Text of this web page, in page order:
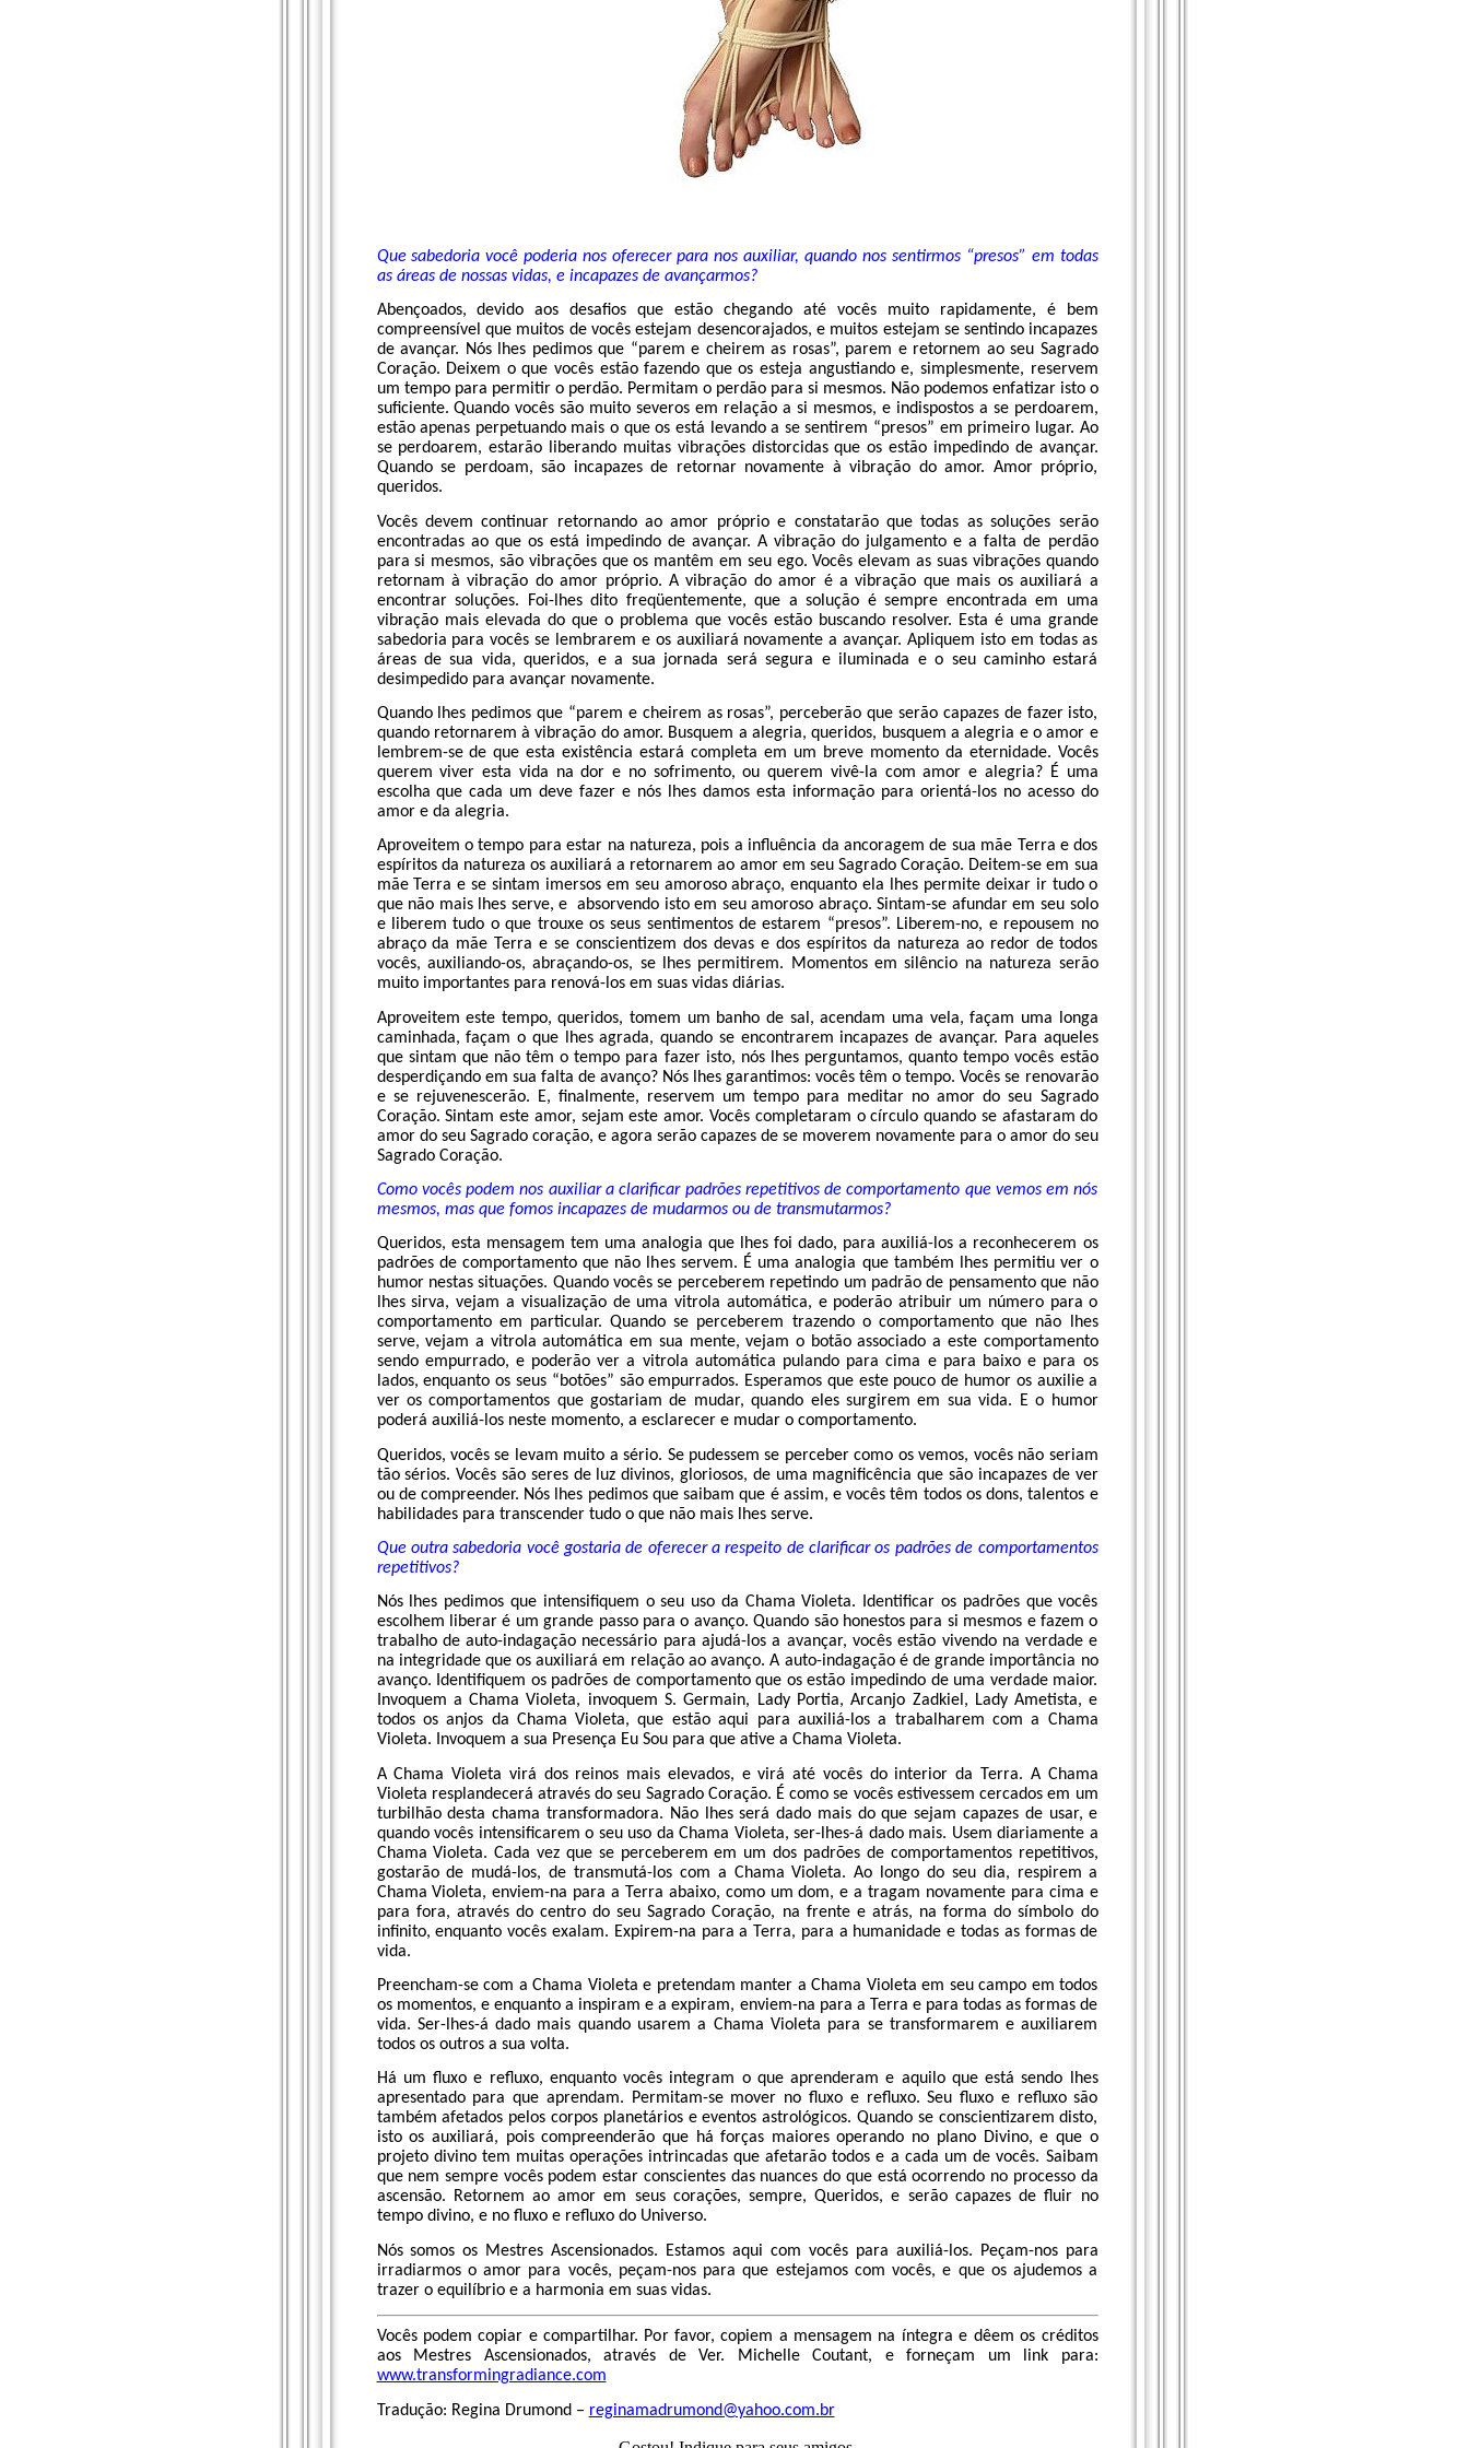
Que sabedoria você poderia nos oferecer para nos auxiliar, quando nos sentirmos “presos” em todas
as áreas de nossas vidas, e incapazes de avançarmos?
Abençoados, devido aos desafios que estão chegando até vocês muito rapidamente, é bem
compreensível que muitos de vocês estejam desencorajados, e muitos estejam se sentindo incapazes
de avançar. Nós lhes pedimos que “parem e cheirem as rosas”, parem e retornem ao seu Sagrado
Coração. Deixem o que vocês estão fazendo que os esteja angustiando e, simplesmente, reservem
um tempo para permitir o perdão. Permitam o perdão para si mesmos. Não podemos enfatizar isto o
suficiente. Quando vocês são muito severos em relação a si mesmos, e indispostos a se perdoarem,
estão apenas perpetuando mais o que os está levando a se sentirem “presos” em primeiro lugar. Ao
se perdoarem, estarão liberando muitas vibrações distorcidas que os estão impedindo de avançar.
Quando se perdoam, são incapazes de retornar novamente à vibração do amor. Amor próprio,
queridos.
Vocês devem continuar retornando ao amor próprio e constatarão que todas as soluções serão
encontradas ao que os está impedindo de avançar. A vibração do julgamento e a falta de perdão
para si mesmos, são vibrações que os mantêm em seu ego. Vocês elevam as suas vibrações quando
retornam à vibração do amor próprio. A vibração do amor é a vibração que mais os auxiliará a
encontrar soluções. Foi-lhes dito freqüentemente, que a solução é sempre encontrada em uma
vibração mais elevada do que o problema que vocês estão buscando resolver. Esta é uma grande
sabedoria para vocês se lembrarem e os auxiliará novamente a avançar. Apliquem isto em todas as
áreas de sua vida, queridos, e a sua jornada será segura e iluminada e o seu caminho estará
desimpedido para avançar novamente.
Quando lhes pedimos que “parem e cheirem as rosas”, perceberão que serão capazes de fazer isto,
quando retornarem à vibração do amor. Busquem a alegria, queridos, busquem a alegria e o amor e
lembrem-se de que esta existência estará completa em um breve momento da eternidade. Vocês
querem viver esta vida na dor e no sofrimento, ou querem vivê-la com amor e alegria? É uma
escolha que cada um deve fazer e nós lhes damos esta informação para orientá-los no acesso do
amor e da alegria.
Aproveitem o tempo para estar na natureza, pois a influência da ancoragem de sua mãe Terra e dos
espíritos da natureza os auxiliará a retornarem ao amor em seu Sagrado Coração. Deitem-se em sua
mãe Terra e se sintam imersos em seu amoroso abraço, enquanto ela lhes permite deixar ir tudo o
que não mais lhes serve, e absorvendo isto em seu amoroso abraço. Sintam-se afundar em seu solo
e liberem tudo o que trouxe os seus sentimentos de estarem “presos”. Liberem-no, e repousem no
abraço da mãe Terra e se conscientizem dos devas e dos espíritos da natureza ao redor de todos
vocês, auxiliando-os, abraçando-os, se lhes permitirem. Momentos em silêncio na natureza serão
muito importantes para renová-los em suas vidas diárias.
Aproveitem este tempo, queridos, tomem um banho de sal, acendam uma vela, façam uma longa
caminhada, façam o que lhes agrada, quando se encontrarem incapazes de avançar. Para aqueles
que sintam que não têm o tempo para fazer isto, nós lhes perguntamos, quanto tempo vocês estão
desperdiçando em sua falta de avanço? Nós lhes garantimos: vocês têm o tempo. Vocês se renovarão
e se rejuvenescerão. E, finalmente, reservem um tempo para meditar no amor do seu Sagrado
Coração. Sintam este amor, sejam este amor. Vocês completaram o círculo quando se afastaram do
amor do seu Sagrado coração, e agora serão capazes de se moverem novamente para o amor do seu
Sagrado Coração.
Como vocês podem nos auxiliar a clarificar padrões repetitivos de comportamento que vemos em nós
mesmos, mas que fomos incapazes de mudarmos ou de transmutarmos?
Queridos, esta mensagem tem uma analogia que lhes foi dado, para auxiliá-los a reconhecerem os
padrões de comportamento que não lhes servem. É uma analogia que também lhes permitiu ver o
humor nestas situações. Quando vocês se perceberem repetindo um padrão de pensamento que não
lhes sirva, vejam a visualização de uma vitrola automática, e poderão atribuir um número para o
comportamento em particular. Quando se perceberem trazendo o comportamento que não lhes
serve, vejam a vitrola automática em sua mente, vejam o botão associado a este comportamento
sendo empurrado, e poderão ver a vitrola automática pulando para cima e para baixo e para os
lados, enquanto os seus “botões” são empurrados. Esperamos que este pouco de humor os auxilie a
ver os comportamentos que gostariam de mudar, quando eles surgirem em sua vida. E o humor
poderá auxiliá-los neste momento, a esclarecer e mudar o comportamento.
Queridos, vocês se levam muito a sério. Se pudessem se perceber como os vemos, vocês não seriam
tão sérios. Vocês são seres de luz divinos, gloriosos, de uma magnificência que são incapazes de ver
ou de compreender. Nós lhes pedimos que saibam que é assim, e vocês têm todos os dons, talentos e
habilidades para transcender tudo o que não mais lhes serve.
Que outra sabedoria você gostaria de oferecer a respeito de clarificar os padrões de comportamentos
repetitivos?
Nós lhes pedimos que intensifiquem o seu uso da Chama Violeta. Identificar os padrões que vocês
escolhem liberar é um grande passo para o avanço. Quando são honestos para si mesmos e fazem o
trabalho de auto-indagação necessário para ajudá-los a avançar, vocês estão vivendo na verdade e
na integridade que os auxiliará em relação ao avanço. A auto-indagação é de grande importância no
avanço. Identifiquem os padrões de comportamento que os estão impedindo de uma verdade maior.
Invoquem a Chama Violeta, invoquem S. Germain, Lady Portia, Arcanjo Zadkiel, Lady Ametista, e
todos os anjos da Chama Violeta, que estão aqui para auxiliá-los a trabalharem com a Chama
Violeta. Invoquem a sua Presença Eu Sou para que ative a Chama Violeta.
A Chama Violeta virá dos reinos mais elevados, e virá até vocês do interior da Terra. A Chama
Violeta resplandecerá através do seu Sagrado Coração. É como se vocês estivessem cercados em um
turbilhão desta chama transformadora. Não lhes será dado mais do que sejam capazes de usar, e
quando vocês intensificarem o seu uso da Chama Violeta, ser-lhes-á dado mais. Usem diariamente a
Chama Violeta. Cada vez que se perceberem em um dos padrões de comportamentos repetitivos,
gostarão de mudá-los, de transmutá-los com a Chama Violeta. Ao longo do seu dia, respirem a
Chama Violeta, enviem-na para a Terra abaixo, como um dom, e a tragam novamente para cima e
para fora, através do centro do seu Sagrado Coração, na frente e atrás, na forma do símbolo do
infinito, enquanto vocês exalam. Expirem-na para a Terra, para a humanidade e todas as formas de
vida.
Preencham-se com a Chama Violeta e pretendam manter a Chama Violeta em seu campo em todos
os momentos, e enquanto a inspiram e a expiram, enviem-na para a Terra e para todas as formas de
vida. Ser-lhes-á dado mais quando usarem a Chama Violeta para se transformarem e auxiliarem
todos os outros a sua volta.
Há um fluxo e refluxo, enquanto vocês integram o que aprenderam e aquilo que está sendo lhes
apresentado para que aprendam. Permitam-se mover no fluxo e refluxo. Seu fluxo e refluxo são
também afetados pelos corpos planetários e eventos astrológicos. Quando se conscientizarem disto,
isto os auxiliará, pois compreenderão que há forças maiores operando no plano Divino, e que o
projeto divino tem muitas operações intrincadas que afetarão todos e a cada um de vocês. Saibam
que nem sempre vocês podem estar conscientes das nuances do que está ocorrendo no processo da
ascensão. Retornem ao amor em seus corações, sempre, Queridos, e serão capazes de fluir no
tempo divino, e no fluxo e refluxo do Universo.
Nós somos os Mestres Ascensionados. Estamos aqui com vocês para auxiliá-los. Peçam-nos para
irradiarmos o amor para vocês, peçam-nos para que estejamos com vocês, e que os ajudemos a
trazer o equilíbrio e a harmonia em suas vidas.
Vocês podem copiar e compartilhar. Por favor, copiem a mensagem na íntegra e dêem os créditos
aos Mestres Ascensionados, através de Ver. Michelle Coutant, e forneçam um link para:
www.transformingradiance.com
Tradução: Regina Drumond – reginamadrumond@yahoo.com.br